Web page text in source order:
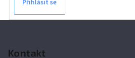
Přihlásit se
Kontakt